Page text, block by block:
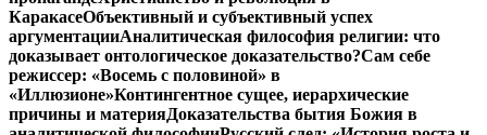
КаракасеОбъективный и субъективный успех
аргументацииАналитическая философия религии: что
доказывает онтологическое доказательство?Сам себе
режиссер: «Восемь с половиной» в
«Иллюзионе»Контингентное сущее, иерархические
причины и материяДоказательства бытия Божия в